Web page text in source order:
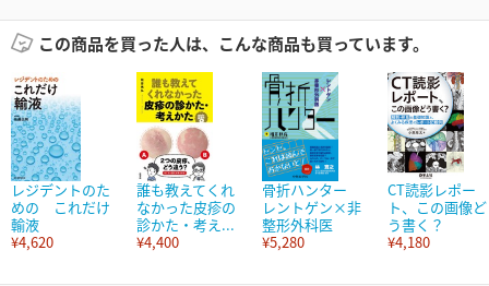
この商品を買った人は、こんな商品も買っています。
レジデントのた
めの これだけ
輸液
¥4,620
誰も教えてくれ
なかった皮疹の
診かた・考え...
¥4,400
骨折ハンター
レントゲン×非
整形外科医
¥5,280
CT読影レポー
ト、この画像ど
う書く？
¥4,180